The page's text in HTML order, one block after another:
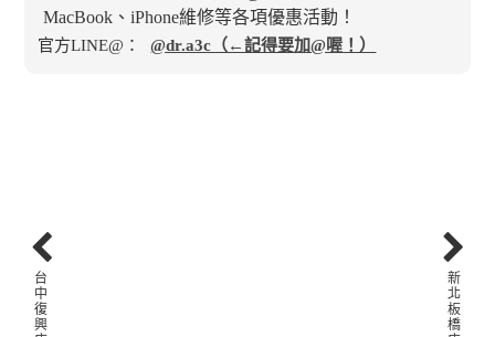
官方LINE@： @dr.a3c（←記得要加@喔！）
新
北
板
橋
台
中
復
興